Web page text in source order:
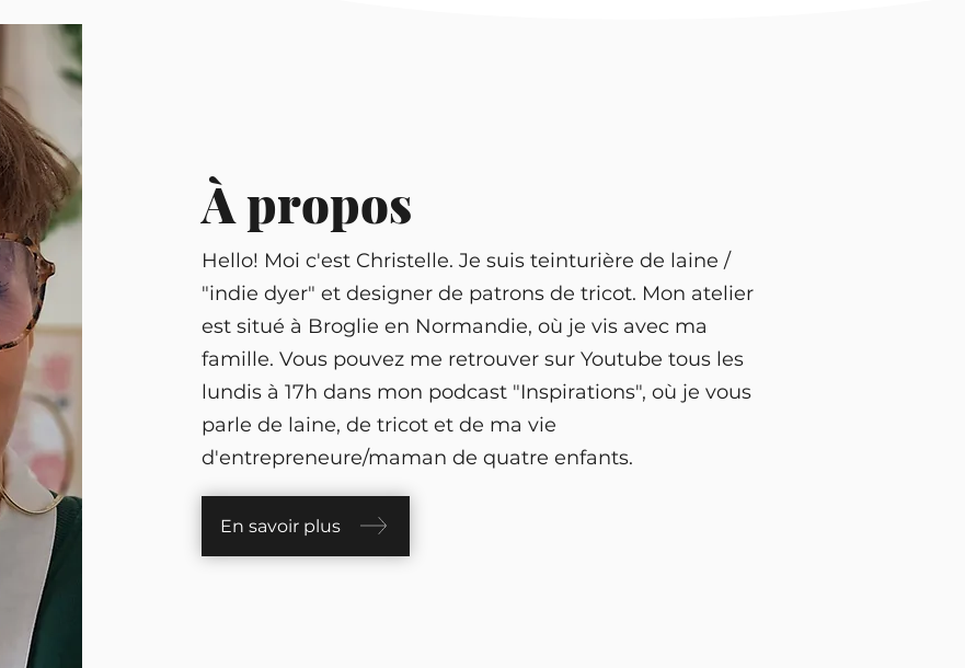
À propos
Hello! Moi c'est Christelle. Je suis teinturière de laine /
"indie dyer" et designer de patrons de tricot. Mon atelier
est situé à Broglie en Normandie, où je vis avec ma
famille. Vous pouvez me retrouver sur Youtube tous les
lundis à 17h dans mon podcast "Inspirations", où je vous
parle de laine, de tricot et de ma vie
d'entrepreneure/maman de quatre enfants.
En savoir plus